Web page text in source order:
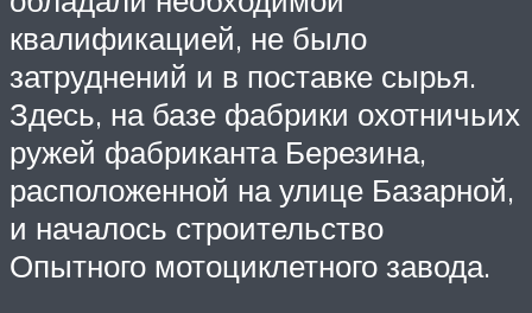
квалификацией, не было
затруднений и в поставке сырья.
Здесь, на базе фабрики охотничьих
ружей фабриканта Березина,
расположенной на улице Базарной,
и началось строительство
Опытного мотоциклетного завода.